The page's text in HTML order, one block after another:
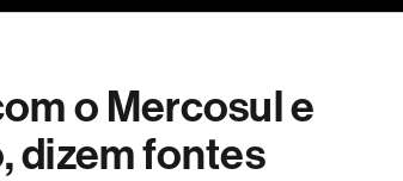
o Mercosul e
dizem fontes